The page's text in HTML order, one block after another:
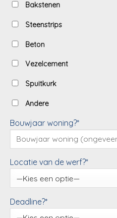
Bakstenen
Steenstrips
Beton
Vezelcement
Spuitkurk
Andere
Bouwjaar woning?*
Locatie van de werf?*
Deadline?*